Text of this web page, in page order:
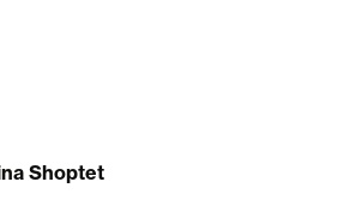
Shoptet